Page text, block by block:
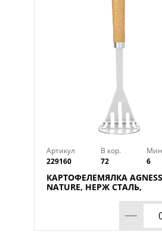
Артикул
229160
В кор.
72
6
КАРТОФЕЛЕМЯЛКА
NATURE, НЕРЖ СТАЛЬ,